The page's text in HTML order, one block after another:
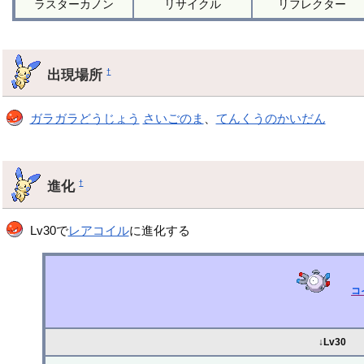
ラスターカノン リサイクル リフレクター
出現場所†
ガラガラどうじょう さいごのま てんくうのかいだん
進化†
Lv30でレアコイルに進化する
コ
↓Lv30